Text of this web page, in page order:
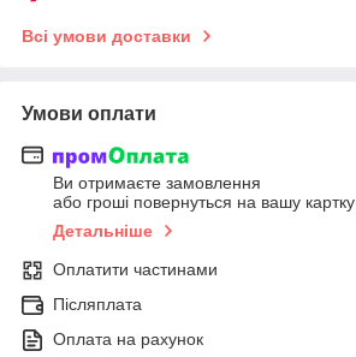
Всі умови доставки
Умови оплати
Ви отримаєте замовлення
або гроші повернуться на вашу картку
Детальніше
Оплатити частинами
Післяплата
Оплата на рахунок